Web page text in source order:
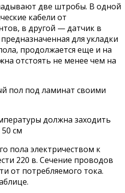
две штробы. В одной
кабели от
в другой — датчик в
для укладки
продолжается еще и на
отстоять не менее чем на
должна заходить
см
пола электричеством к
220 в. Сечение проводов
от потребляемого тока.